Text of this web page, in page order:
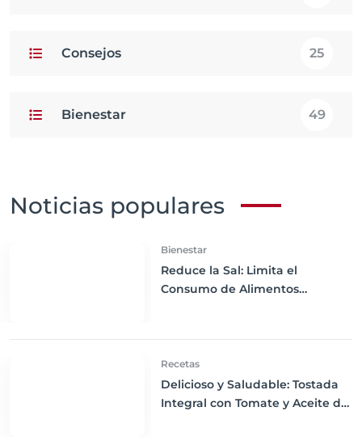
Consejos 25
Bienestar 49
Noticias populares
Bienestar
Reduce la Sal: Limita el
Consumo de Alimentos
Recetas
Delicioso y Saludable: Tostada
Integral con Tomate y Aceite de